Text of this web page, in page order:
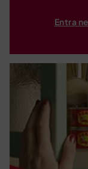
Entra